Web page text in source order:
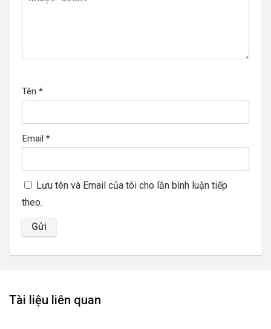
Tên *
Email *
Lưu tên và Email của tôi cho lần bình luận tiếp
theo.
Tài liệu liên quan